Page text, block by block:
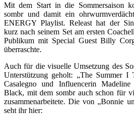
Mit dem Start in die Sommersaison
sombr und damit ein
ENERGY Playlist. Releast hat der
kurz nach seinem Set am ersten
Publikum mit Special Guest Billy
überraschte.
Auch für die visuelle Umsetzung des
Unterstützung geholt: „The Summer I
Casalegno und Influencerin
Black, mit dem sombr auch schon für
zusammenarbeitete. Die von „Bonnie
seht ihr hier: